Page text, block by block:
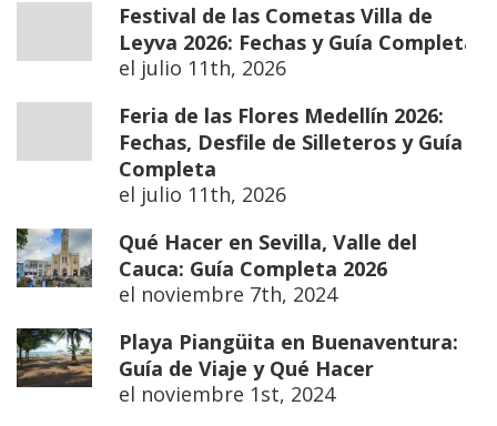
Festival de las Cometas Villa de
Leyva 2026: Fechas y Guía Completa
el julio 11th, 2026
Feria de las Flores Medellín 2026:
Fechas, Desfile de Silleteros y Guía
Completa
el julio 11th, 2026
Qué Hacer en Sevilla, Valle del
Cauca: Guía Completa 2026
el noviembre 7th, 2024
Playa Piangüita en Buenaventura:
Guía de Viaje y Qué Hacer
el noviembre 1st, 2024